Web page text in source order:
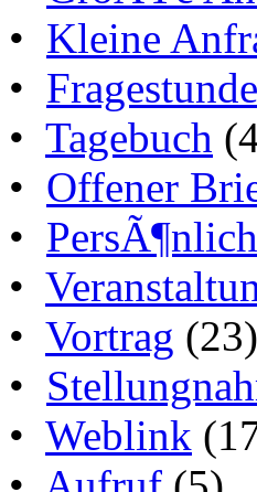
• Kleine
• Fragestunde
• Tagebuch
• Offener
•
•
• Vortrag (23)
•
• Weblink